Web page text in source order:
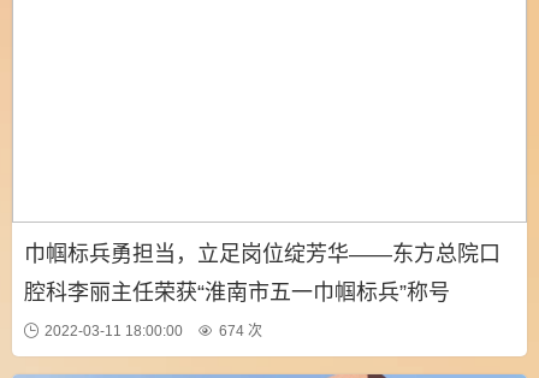
巾帼标兵勇担当，立足岗位绽芳华——东方总院口
腔科李丽主任荣获“淮南市五一巾帼标兵”称号
2022-03-11 18:00:00 674 次